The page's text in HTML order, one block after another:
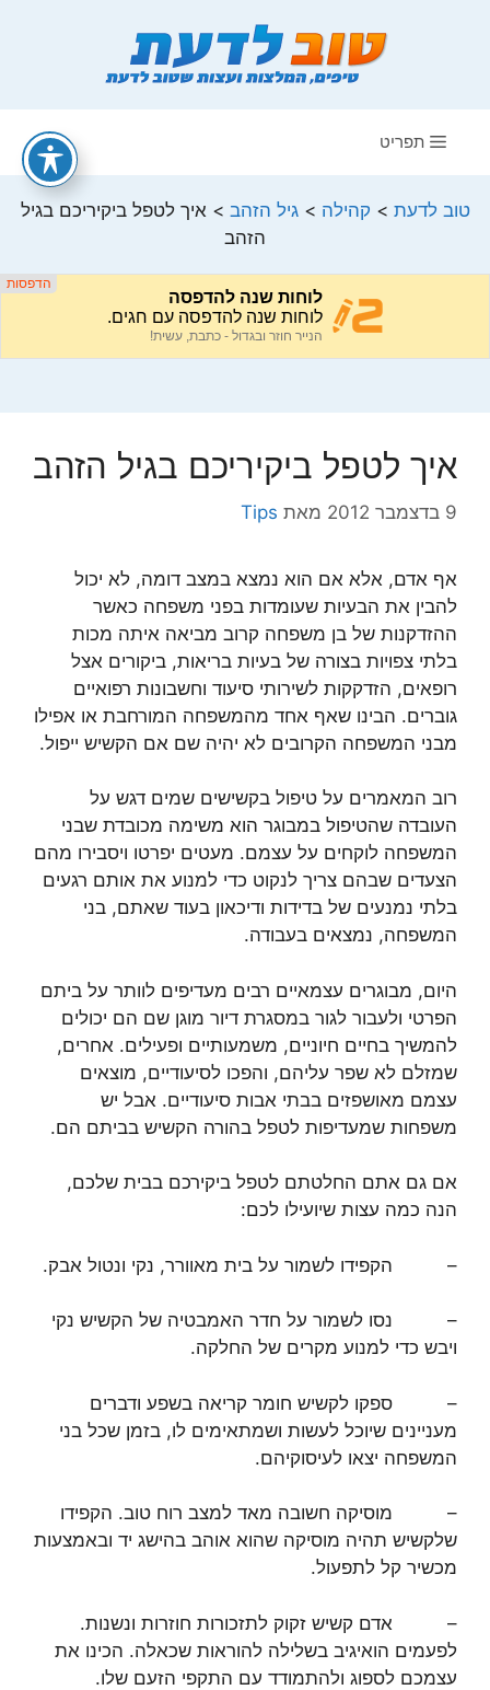
תפריט
טוב לדעת > קהילה >גיל הזהב >איך לטפל ביקיריכם בגיל
הזהב
איך לטפל ביקיריכם בגיל הזהב
9 בדצמבר 2012 מאת Tips
אף אדם, אלא אם הוא נמצא במצב דומה, לא יכול
להבין את הבעיות שעומדות בפני משפחה כאשר
ההזדקנות של בן משפחה קרוב מביאה איתה מכות
בלתי צפויות בצורה של בעיות בריאות, ביקורים אצל
רופאים, הזדקקות לשירותי סיעוד וחשבונות רפואיים
גוברים. הבינו שאף אחד מהמשפחה המורחבת או אפילו
מבני המשפחה הקרובים לא יהיה שם אם הקשיש ייפול.
רוב המאמרים על טיפול בקשישים שמים דגש על
העובדה שהטיפול במבוגר הוא משימה מכובדת שבני
המשפחה לוקחים על עצמם. מעטים יפרטו ויסבירו מהם
הצעדים שבהם צריך לנקוט כדי למנוע את אותם רגעים
בלתי נמנעים של בדידות ודיכאון בעוד שאתם, בני
המשפחה, נמצאים בעבודה.
היום, מבוגרים עצמאיים רבים מעדיפים לוותר על ביתם
הפרטי ולעבור לגור במסגרת דיור מוגן שם הם יכולים
להמשיך בחיים חיוניים, משמעותיים ופעילים. אחרים,
שמזלם לא שפר עליהם, והפכו לסיעודיים, מוצאים
עצמם מאושפזים בבתי אבות סיעודיים. אבל יש
משפחות שמעדיפות לטפל בהורה הקשיש בביתם הם.
אם גם אתם החלטתם לטפל ביקירכם בבית שלכם,
הנה כמה עצות שיועילו לכם:
– הקפידו לשמור על בית מאוורר, נקי ונטול אבק.
– נסו לשמור על חדר האמבטיה של הקשיש נקי
ויבש כדי למנוע מקרים של החלקה.
– ספקו לקשיש חומר קריאה בשפע ודברים
מעניינים שיוכל לעשות ושמתאימים לו, בזמן שכל בני
המשפחה יצאו לעיסוקיהם.
– מוסיקה חשובה מאד למצב רוח טוב. הקפידו
שלקשיש תהיה מוסיקה שהוא אוהב בהישג יד ובאמצעות
מכשיר קל לתפעול.
– אדם קשיש זקוק לתזכורות חוזרות ונשנות.
לפעמים הואיגיב בשלילה להוראות שכאלה. הכינו את
עצמכם לספוג ולהתמודד עם התקפי הזעם שלו.